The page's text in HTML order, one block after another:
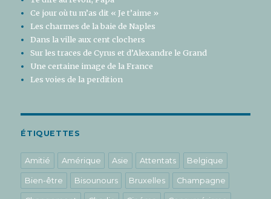
Ce jour où tu m’as dit « Je t’aime »
Les charmes de la baie de Naples
Dans la ville aux cent clochers
Sur les traces de Cyrus et d’Alexandre le Grand
Une certaine image de la France
Les voies de la perdition
ÉTIQUETTES
Amitié Amérique Asie Attentats Belgique
Bien-être Bisounours Bruxelles Champagne